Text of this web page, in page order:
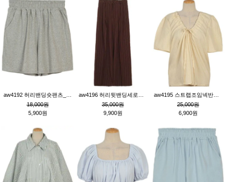
18,000원
5,900원
35,000원
9,900원
25,000원
6,900원